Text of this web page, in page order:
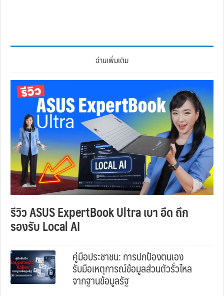
อ่านเพิ่มเติม
รีวิว ASUS ExpertBook Ultra เบา อึด ถึก
รองรับ Local AI
คู่มือประชาชน: การปกป้องตนเอง
รับมือเหตุการณ์ข้อมูลส่วนตัวรั่วไหล
จากฐานข้อมูลรัฐ